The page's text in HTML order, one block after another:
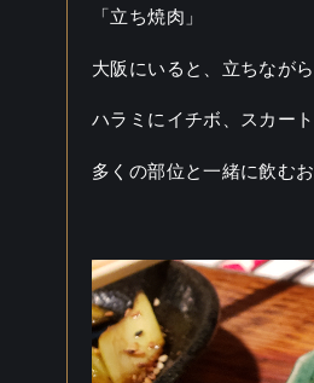
「立ち焼肉」
大阪にいると、立ちなが
ハラミにイチボ、スカー
多くの部位と一緒に飲む